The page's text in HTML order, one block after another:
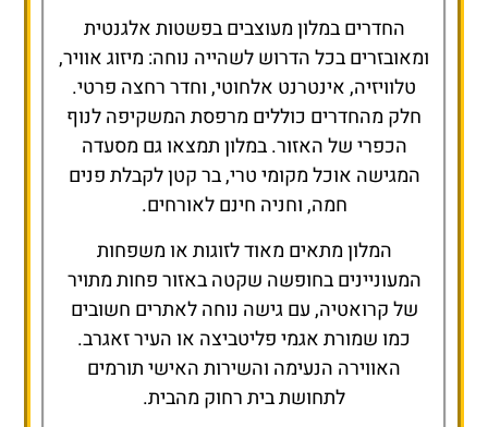
החדרים במלון מעוצבים בפשטות אלגנטית
ומאובזרים בכל הדרוש לשהייה נוחה: מיזוג אוויר,
טלוויזיה, אינטרנט אלחוטי, וחדר רחצה פרטי.
חלק מהחדרים כוללים מרפסת המשקיפה לנוף
הכפרי של האזור. במלון תמצאו גם מסעדה
המגישה אוכל מקומי טרי, בר קטן לקבלת פנים
חמה, וחניה חינם לאורחים.
המלון מתאים מאוד לזוגות או משפחות
המעוניינים בחופשה שקטה באזור פחות מתויר
של קרואטיה, עם גישה נוחה לאתרים חשובים
כמו שמורת אגמי פליטביצה או העיר זאגרב.
האווירה הנעימה והשירות האישי תורמים
לתחושת בית רחוק מהבית.